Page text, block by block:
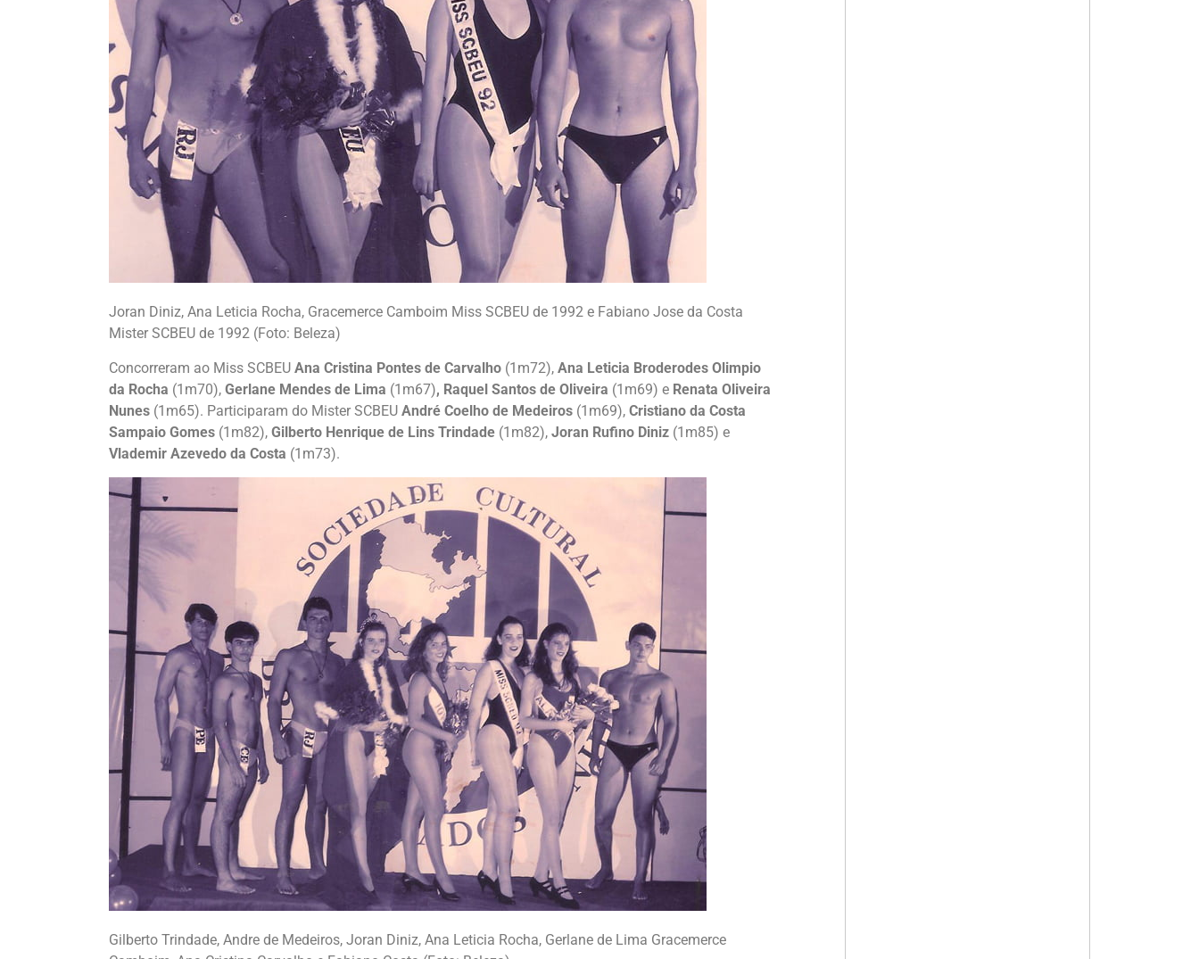
Joran Diniz, Ana Leticia Rocha, Gracemerce Camboim Miss SCBEU de 1992 e Fabiano Jose da Costa
Mister SCBEU de 1992 (Foto: Beleza)
Concorreram ao Miss SCBEU Ana Cristina Pontes de Carvalho (1m72), Ana Leticia Broderodes Olimpio
da Rocha (1m70), Gerlane Mendes de Lima (1m67), Raquel Santos de Oliveira (1m69) e Renata Oliveira
Nunes (1m65). Participaram do Mister SCBEU André Coelho de Medeiros (1m69), Cristiano da Costa
Sampaio Gomes (1m82), Gilberto Henrique de Lins Trindade (1m82), Joran Rufino Diniz (1m85) e
Vlademir Azevedo da Costa (1m73).
Gilberto Trindade, Andre de Medeiros, Joran Diniz, Ana Leticia Rocha, Gerlane de Lima Gracemerce